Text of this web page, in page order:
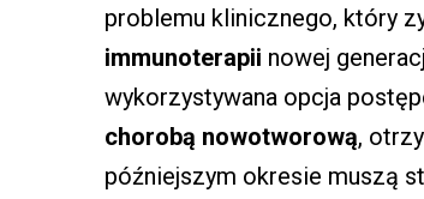
problemu klinicznego, który
immunoterapii nowej
wykorzystywana opcja
chorobą nowotworową,
późniejszym okresie muszą